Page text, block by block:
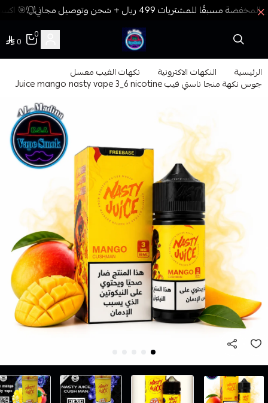
🎯
فيب المدينة
0
0
الرئيسية النكهات الاكترونية نكهات الفيب معسل
جوس نكهة منجا ناستي فيب Juice mango nasty vape 3_6 nicotine